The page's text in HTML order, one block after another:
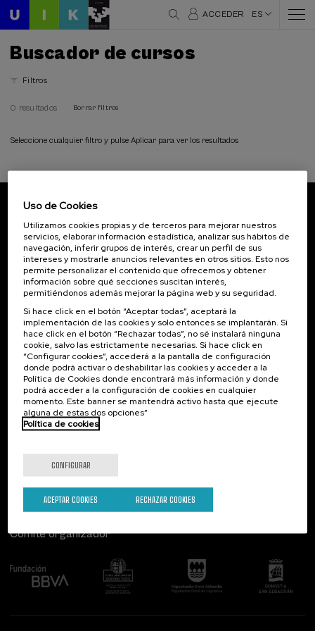
ACCEDER ES
Buscador de cursos
Filtros
0 resultados Borrar filtros
Seleccione cualquier filtro y pulse Aplicar para ver los resultados
Inscríbete para ser el primero/a en recibir las
novedades de UIK.
Suscribirse
Contacto
Palacio Miramar
Paseo de Miraconcha, 48
20007 Donostia / San Sebastián
Gipuzkoa, Spain
Contacta con nosotros
De interés...
Actividades anteriores
Comité organizador
Uso de Cookies
Utilizamos cookies propias y de terceros para mejorar nuestros
servicios, elaborar información estadística, analizar sus hábitos de
navegación, inferir grupos de interés, crear un perfil de sus
intereses y mostrarle anuncios relevantes en otros sitios. Esto nos
permite personalizar el contenido que ofrecemos y obtener
información sobre qué secciones suscitan interés,
permitiéndonos además mejorar la página web y su seguridad.
Si hace click en el botón “Aceptar todas”, aceptará la
implementación de las cookies y solo entonces se implantarán. Si
hace click en el botón “Rechazar todas”, no sé instalará ninguna
cookie, salvo las estrictamente necesarias. Si hace click en
“Configurar cookies”, accederá a la pantalla de configuración
donde podrá activar o deshabilitar las cookies y acceder a la
Política de Cookies donde encontrará más información y donde
podrá acceder a la configuración de cookies en cualquier
momento. Este banner se mantendrá activo hasta que ejecute
alguna de estas dos opciones”
Política de cookies
CONFIGURAR
RECHAZAR COOKIES
ACEPTAR COOKIES